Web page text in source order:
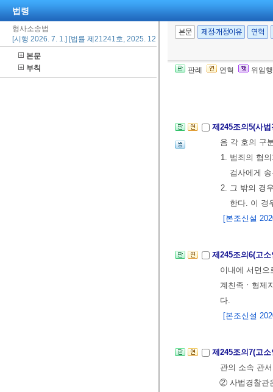
법령
형사소송법
[시행 2026. 7. 1.] [법률 제21241호, 2025. 12. 30., 일부개정]
본문
부칙
본문 제정·개정이유 연혁
판례 연혁 위임
부령으로 정한
[본조신설
제245조의4(준
제245조의5(사
음 각 호의 구
1. 범죄의 혐
검사에게
2. 그 밖의 경
한다. 이 경
[본조신설
제245조의6(고
이내에 서면으
계친족ㆍ형제
다.
[본조신설
제245조의7(고
관의 소속 관
② 사법경찰관